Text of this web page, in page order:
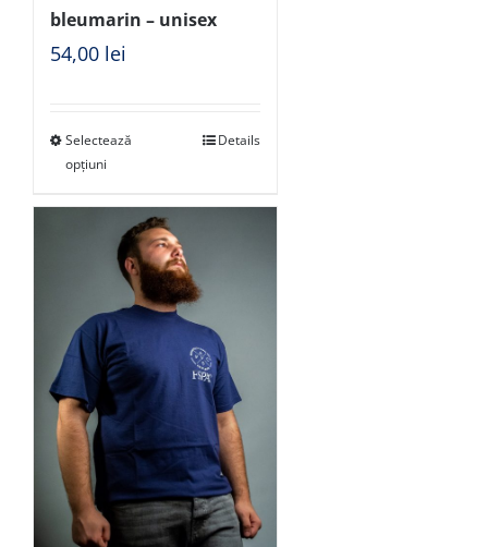
bleumarin – unisex
54,00 lei
Selectează
opțiuni
Details